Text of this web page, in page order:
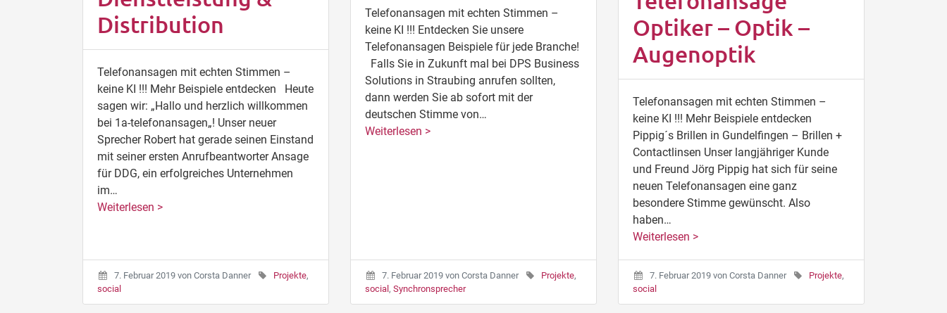
Distribution
Telefonansagen mit echten Stimmen –
keine KI !!! Mehr Beispiele entdecken Heute
sagen wir: „Hallo und herzlich willkommen
bei 1a-telefonansagen„! Unser neuer
Sprecher Robert hat gerade seinen Einstand
mit seiner ersten Anrufbeantworter Ansage
für DDG, ein erfolgreiches Unternehmen
im…
Weiterlesen >
7. Februar 2019 von Corsta Danner Projekte,
social
Telefonansagen mit echten Stimmen –
keine KI !!! Entdecken Sie unsere
Telefonansagen Beispiele für jede Branche!
Falls Sie in Zukunft mal bei DPS Business
Solutions in Straubing anrufen sollten,
dann werden Sie ab sofort mit der
deutschen Stimme von…
Weiterlesen >
7. Februar 2019 von Corsta Danner Projekte,
social, Synchronsprecher
Optiker – Optik –
Augenoptik
Telefonansagen mit echten Stimmen –
keine KI !!! Mehr Beispiele entdecken
Pippig´s Brillen in Gundelfingen – Brillen +
Contactlinsen Unser langjähriger Kunde
und Freund Jörg Pippig hat sich für seine
neuen Telefonansagen eine ganz
besondere Stimme gewünscht. Also
haben…
Weiterlesen >
7. Februar 2019 von Corsta Danner Projekte,
social